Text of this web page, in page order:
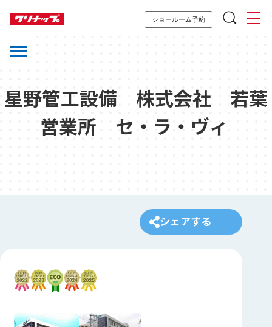
ショールーム予約
星野管工設備 株式会社 若葉
営業所 セ・ラ・ヴィ
シェアする